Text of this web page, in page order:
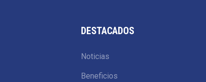
DESTACADOS
Noticias
Beneficios